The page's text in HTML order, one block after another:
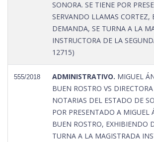
SONORA. SE TIENE POR
SERVANDO LLAMAS CORTEZ,
DEMANDA, SE TURNA A LA
INSTRUCTORA DE LA
12715)
555/2018 ADMINISTRATIVO. MIGUEL
BUEN ROSTRO VS
NOTARIAS DEL ESTADO DE
POR PRESENTADO A MIGUEL
BUEN ROSTRO, EXHIBIENDO
TURNA A LA MAGISTRADA